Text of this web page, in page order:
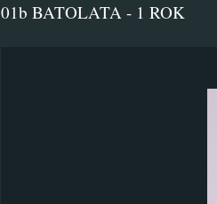
01b BATOLATA - 1 ROK